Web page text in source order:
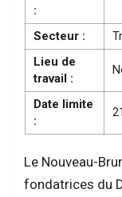
:
Secteur :
Lieu de
travail :
Date limite
:
Le Nouveau-
fondatrices du